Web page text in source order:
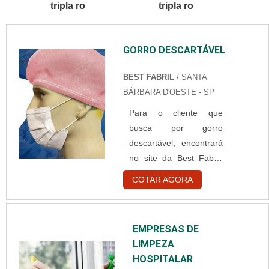
MÁSCARA
máscara descartável em
comprometida com os
serviços, descobre a
HigiBest. A empresa
atua com luvas nitrílicas
e ...
tripla ro
tripla ro
GORRO DESCARTÁVEL
BEST FABRIL / SANTA
BÁRBARA D'OESTE - SP
Para o cliente que
busca por gorro
descartável, encontrará
no site da Best Fabril.
Realizando uma
cotação por meio da
maior empresa da área
área de atuação.UM
POUCO MAIS SOBRE
GORRO
COTAR AGORA
EMPRESAS DE
LIMPEZA
HOSPITALAR